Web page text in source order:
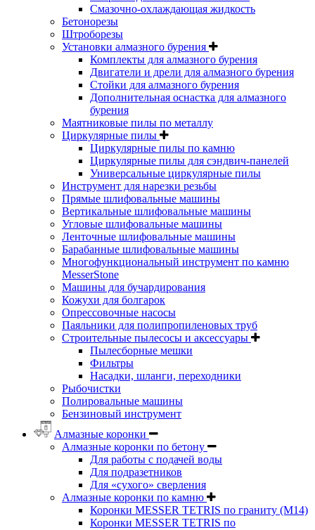
Смазочно-охлаждающая жидкость
Бетонорезы
Штроборезы
Установки алмазного бурения
Комплекты для алмазного бурения
Двигатели и дрели для алмазного бурения
Стойки для алмазного бурения
Дополнительная оснастка для алмазного
бурения
Маятниковые пилы по металлу
Циркулярные пилы
Циркулярные пилы по камню
Циркулярные пилы для сэндвич-панелей
Универсальные циркулярные пилы
Инструмент для нарезки резьбы
Прямые шлифовальные машины
Вертикальные шлифовальные машины
Угловые шлифовальные машины
Ленточные шлифовальные машины
Барабанные шлифовальные машины
Многофункциональный инструмент по камню
MesserStone
Машины для бучардирования
Кожухи для болгарок
Опрессовочные насосы
Паяльники для полипропиленовых труб
Строительные пылесосы и аксессуары
Пылесборные мешки
Фильтры
Насадки, шланги, переходники
Рыбочистки
Полировальные машины
Бензиновый инструмент
Алмазные коронки
Алмазные коронки по бетону
Для работы с подачей воды
Для подразетников
Для «сухого» сверления
Алмазные коронки по камню
Коронки MESSER TETRIS по граниту (М14)
Коронки MESSER TETRIS по